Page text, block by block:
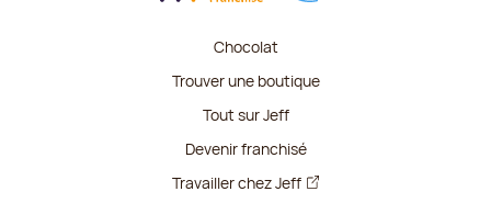
Chocolat
Trouver une boutique
Tout sur Jeff
Devenir franchisé
Travailler chez Jeff